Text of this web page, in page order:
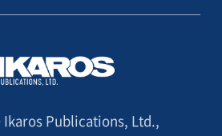
Publications, Ltd.,